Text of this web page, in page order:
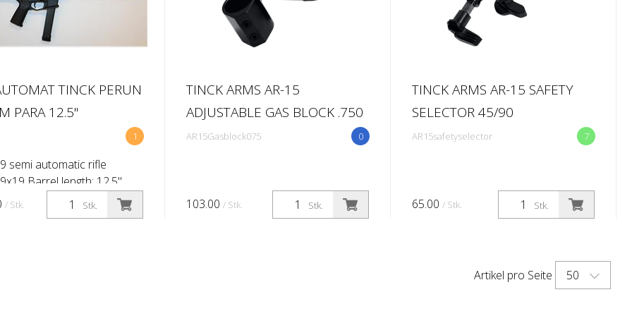
TINCK PERUN
PARA 12.5''
1
semi automatic rifle
Barrel length: 12,5''
1:10'') Primary sighti ng
No Brand Flip up Shoulder
Stk.
/ Stk.
TINCK ARMS AR-15
ADJUSTABLE GAS BLOCK .750
0
AR15Gasblock075
Stk.
103.00 / Stk.
TINCK ARMS AR-15 SAFETY
SELECTOR 45/90
7
AR15safetyselector
Stk.
65.00 / Stk.
Artikel pro Seite 50